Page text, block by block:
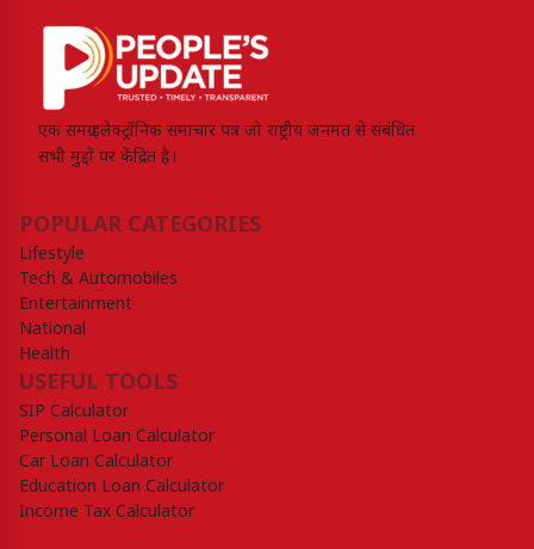
एक समग्र इलेक्ट्रॉनिक समाचार पत्र जो राष्ट्रीय जनमत से संबंधित
सभी मुद्दों पर केंद्रित है।
POPULAR CATEGORIES
Lifestyle
Tech & Automobiles
Entertainment
National
Health
USEFUL TOOLS
SIP Calculator
Personal Loan Calculator
Car Loan Calculator
Education Loan Calculator
Income Tax Calculator